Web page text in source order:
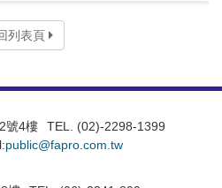
列表頁
號4樓
TEL. (02)-2298-1399
public@fapro.com.tw